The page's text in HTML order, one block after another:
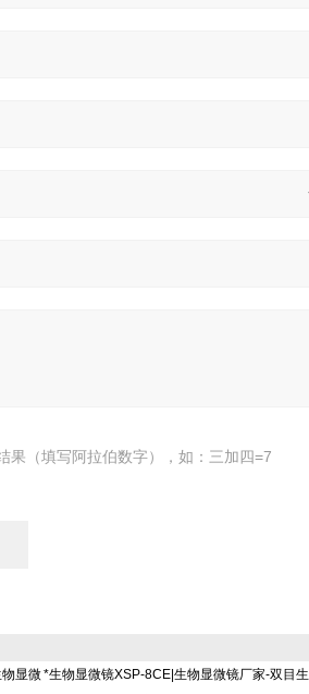
果（填写阿拉伯数字），如：三加四=7
显微*生物显微镜XSP-8CE|生物显微镜厂家-双目生